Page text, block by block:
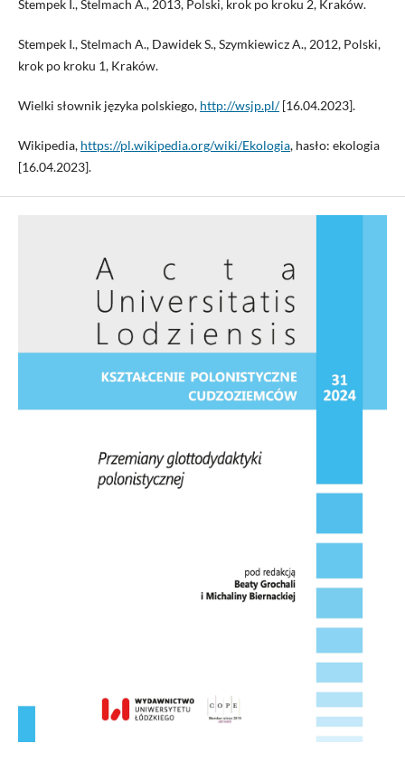
Stempek I., Stelmach A., 2013, Polski, krok po kroku 2, Kraków.
Stempek I., Stelmach A., Dawidek S., Szymkiewicz A., 2012, Polski,
krok po kroku 1, Kraków.
Wielki słownik języka polskiego, http://wsjp.pl/[16.04.2023].
Wikipedia, https://pl.wikipedia.org/wiki/Ekologia, hasło: ekologia
[16.04.2023].